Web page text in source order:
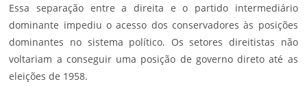
Essa separação entre a direita e o partido intermediário
dominante impediu o acesso dos conservadores às posições
dominantes no sistema político. Os setores direitistas não
voltariam a conseguir uma posição de governo direto até as
eleições de 1958.